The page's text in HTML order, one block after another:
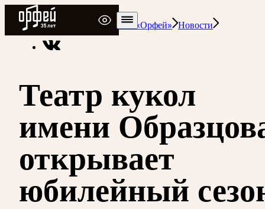
Радио Орфей
Радио классической музыки «Орфей» Новости
Театр кукол
имени
открывает
юбилейный